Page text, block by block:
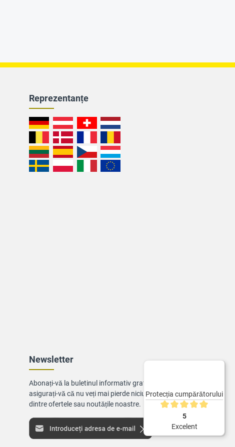
Reprezentanțe
Newsletter
Abonați-vă la buletinul informativ gratuit și
asigurați-vă că nu veți mai pierde niciuna
dintre ofertele sau noutățile noastre.
Protecția cumpărătorului
Evaluarea medie de 5
5
Excelent